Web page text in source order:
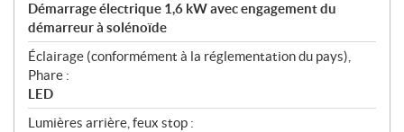
Démarrage électrique 1,6 kW avec engagement du
démarreur à solénoïde
Éclairage (conformément à la réglementation du pays),
Phare :
LED
Lumières arrière, feux stop :